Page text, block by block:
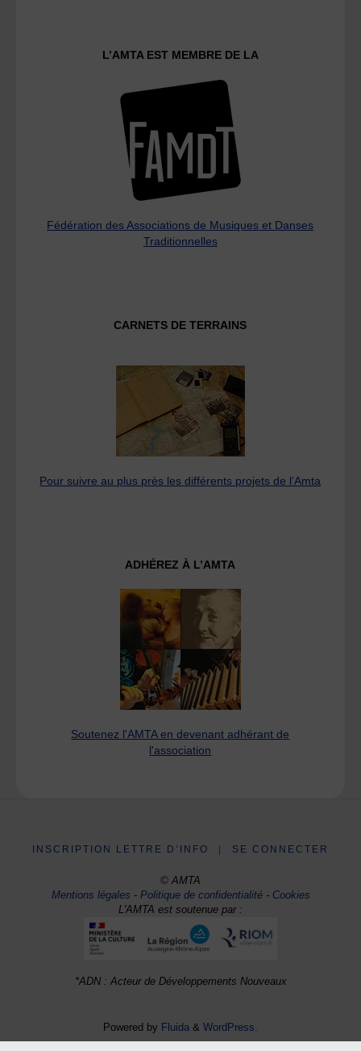
L’AMTA EST MEMBRE DE LA
Fédération des Associations de Musiques et Danses
Traditionnelles
CARNETS DE TERRAINS
Pour suivre au plus près les différents projets de l’Amta
ADHÉREZ À L’AMTA
Soutenez l'AMTA en devenant adhérant de
l'association
INSCRIPTION LETTRE D’INFO SE CONNECTER
© AMTA
Mentions légales -Politique de confidentialité- Cookies
L'AMTA est soutenue par :
*ADN : Acteur de Développements Nouveaux
Powered by Fluida & WordPress.